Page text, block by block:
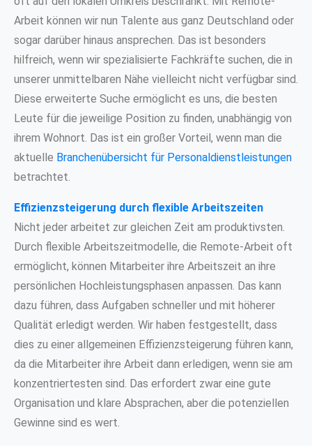
Arbeit können wir nun Talente aus ganz Deutschland oder
sogar darüber hinaus ansprechen. Das ist besonders
hilfreich, wenn wir spezialisierte Fachkräfte suchen, die in
unserer unmittelbaren Nähe vielleicht nicht verfügbar sind.
Diese erweiterte Suche ermöglicht es uns, die besten
Leute für die jeweilige Position zu finden, unabhängig von
ihrem Wohnort. Das ist ein großer Vorteil, wenn man die
aktuelle Branchenübersicht für Personaldienstleistungen
betrachtet.
Effizienzsteigerung durch flexible Arbeitszeiten
Nicht jeder arbeitet zur gleichen Zeit am produktivsten.
Durch flexible Arbeitszeitmodelle, die Remote-Arbeit oft
ermöglicht, können Mitarbeiter ihre Arbeitszeit an ihre
persönlichen Hochleistungsphasen anpassen. Das kann
dazu führen, dass Aufgaben schneller und mit höherer
Qualität erledigt werden. Wir haben festgestellt, dass
dies zu einer allgemeinen Effizienzsteigerung führen kann,
da die Mitarbeiter ihre Arbeit dann erledigen, wenn sie am
konzentriertesten sind. Das erfordert zwar eine gute
Organisation und klare Absprachen, aber die potenziellen
Gewinne sind es wert.